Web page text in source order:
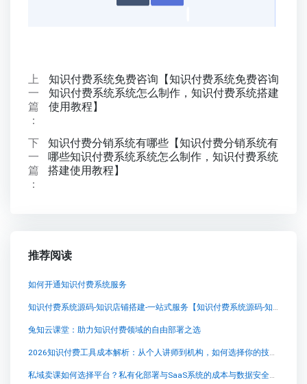
上
一
篇
：
知识付费系统免费咨询【知识付费系统免费咨询
知识付费系统系统怎么制作，知识付费系统搭建
使用教程】
下
一
篇
：
知识付费分销系统有哪些【知识付费分销系统有
哪些知识付费系统系统怎么制作，知识付费系统
搭建使用教程】
推荐阅读
如何开通知识付费系统服务
知识付费系统源码-知识店铺搭建-一站式服务【知识付费系统源码-知识店铺搭建-一站式服务知识付费系统系统怎么制作，知识付费系统搭建使用教程】
兔知云课堂：助力知识付费领域的自由部署之选
2026知识付费工具成本解析：从个人讲师到机构，如何选择你的技术底座？
私域卖课如何选择平台？私有化部署与SaaS系统的成本与数据安全对比